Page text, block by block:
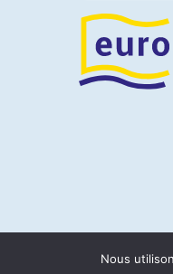
ACCUEIL
Nous